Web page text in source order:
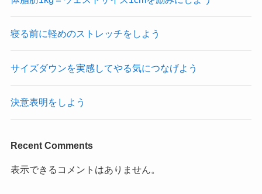
寝る前に軽めのストレッチをしよう
サイズダウンを実感してやる気につなげよう
決意表明をしよう
Recent Comments
表示できるコメントはありません。